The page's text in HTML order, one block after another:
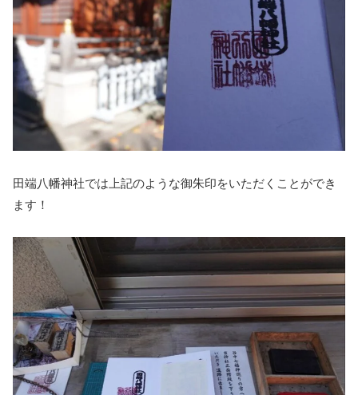
田端八幡神社では上記のような御朱印をいただくことができ
ます！